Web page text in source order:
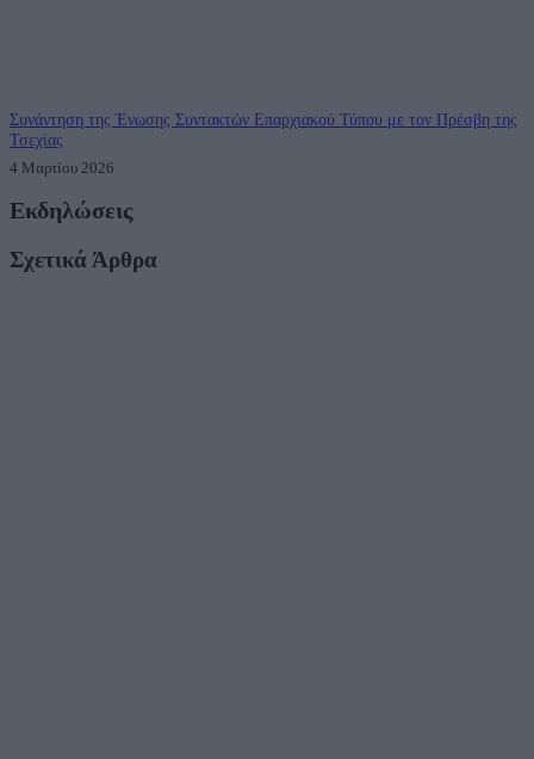
Συνάντηση της Ένωσης Συντακτών Επαρχιακού Τύπου με τον Πρέσβη της
Τσεχίας
4 Μαρτίου 2026
Εκδηλώσεις
Σχετικά Άρθρα